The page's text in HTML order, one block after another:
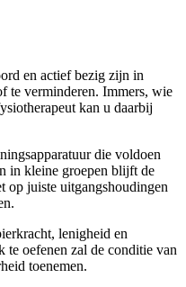
en actief bezig zijn in
te verminderen. Immers, wie
kan u daarbij
die voldoen
in kleine groepen blijft de
juiste uitgangshoudingen
lenigheid en
te oefenen zal de conditie van
toenemen.